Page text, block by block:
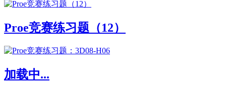
Proe竞赛练习题（12）
加载中...